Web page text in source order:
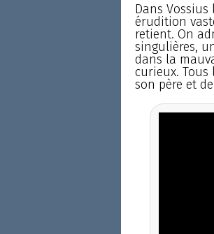
Dans
érudition
retient. On
singulières,
dans la
curieux. Tous
son père et